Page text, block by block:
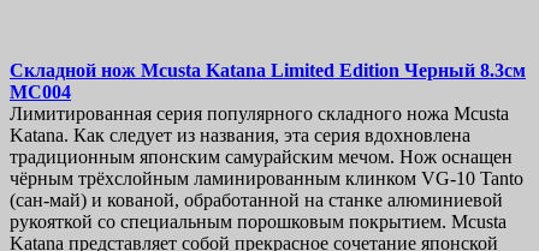
Складной нож Mcusta Katana Limited Edition Черный 8.3см
MC004
Лимитированная серия популярного складного ножа Mcusta
Katana. Как следует из названия, эта серия вдохновлена
традиционным японским самурайским мечом. Нож оснащен
чёрным трёхслойным ламинированным клинком VG-10 Tanto
(сан-май) и кованой, обработанной на станке алюминиевой
рукояткой со специальным порошковым покрытием. Mcusta
Katana представляет собой прекрасное сочетание японской